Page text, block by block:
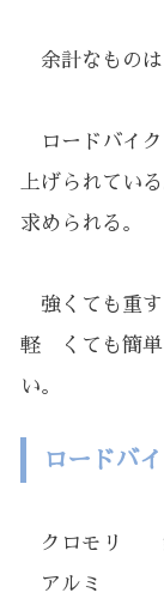
余計なものは
ロードバイク
上げられてい
求められる。
強くても重す
軽 くても簡単
い。
ロードバ
クロモリ 鉄
アルミ